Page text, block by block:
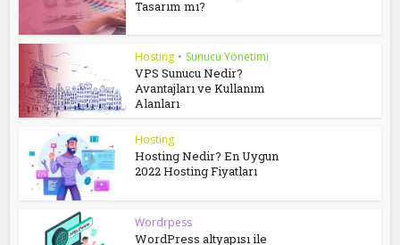
Tasarım mı?
Hosting • Sunucu Yönetimi
VPS Sunucu Nedir?
Avantajları ve Kullanım
Alanları
Hosting
Hosting Nedir? En Uygun
2022 Hosting Fiyatları
Wordrpess
WordPress altyapısı ile